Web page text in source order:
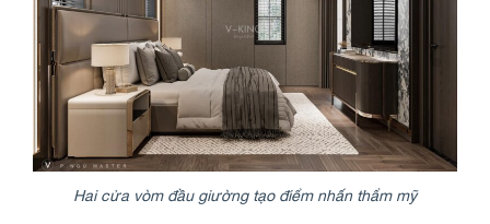
Hai cửa vòm đầu giường tạo điểm nhấn thẩm mỹ